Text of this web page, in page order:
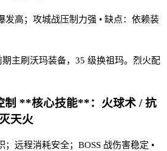
发高；攻城战压制力强 • 缺点：依赖装
期主刷沃玛装备，35 级换祖玛。烈火配
制 **核心技能**：火球术 / 抗
天火
；远程消耗安全；BOSS 战伤害稳定 •